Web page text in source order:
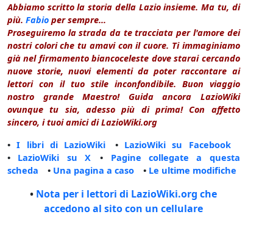
Abbiamo scritto la storia della Lazio insieme. Ma tu, di
più. Fabio per sempre...
Proseguiremo la strada da te tracciata per l'amore dei
nostri colori che tu amavi con il cuore. Ti immaginiamo
già nel firmamento biancoceleste dove starai cercando
nuove storie, nuovi elementi da poter raccontare ai
lettori con il tuo stile inconfondibile. Buon viaggio
nostro grande Maestro! Guida ancora LazioWiki
ovunque tu sia, adesso più di prima! Con affetto
sincero, i tuoi amici di LazioWiki.org
•I libri di LazioWiki • LazioWiki su Facebook
• LazioWiki su X • Pagine collegate a questa
scheda • Una pagina a caso • Le ultime modifiche
• Nota per i lettori di LazioWiki.org che
accedono al sito con un cellulare